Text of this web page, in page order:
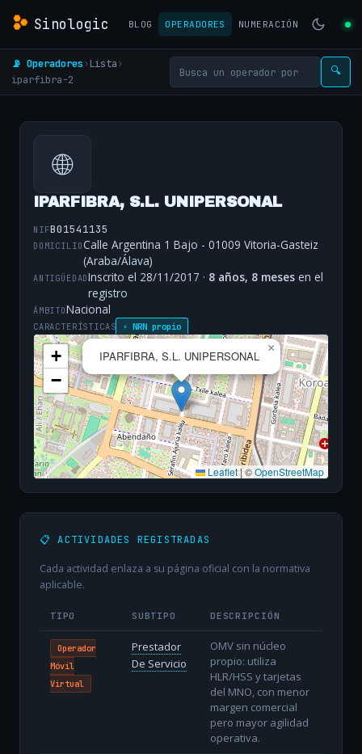
Sinologic BLOG OPERADORES NUMERACIÓN
📡 Operadores› Lista›
iparfibra-2
🔍
🌐
IPARFIBRA, S.L. UNIPERSONAL
NIFB01541135
DOMICILIOCalle Argentina 1 Bajo - 01009 Vitoria-Gasteiz
(Araba/Álava)
ANTIGÜEDADInscrito el 28/11/2017 · 8 años, 8 meses en el
registro
ÁMBITONacional
CARACTERÍSTICAS ⚡ NRN propio
IPARFIBRA, S.L. UNIPERSONAL
×
+
−
Leaflet|©OpenStreetMap
📋 ACTIVIDADES REGISTRADAS
Cada actividad enlaza a su página oficial con la normativa
aplicable.
TIPO SUBTIPO DESCRIPCIÓN
Operador
Móvil
Virtual
Prestador
De Servicio
OMV sin núcleo
propio: utiliza
HLR/HSS y tarjetas
del MNO, con menor
margen comercial
pero mayor agilidad
operativa.